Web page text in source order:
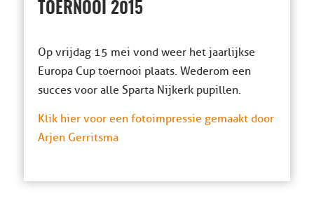
TOERNOOI 2015
Op vrijdag 15 mei vond weer het jaarlijkse
Europa Cup toernooi plaats. Wederom een
succes voor alle Sparta Nijkerk pupillen.
Klik hier voor een fotoimpressie gemaakt door
Arjen Gerritsma